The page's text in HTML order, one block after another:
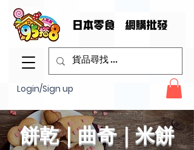
Login/Sign up
餅乾｜曲奇｜米餅